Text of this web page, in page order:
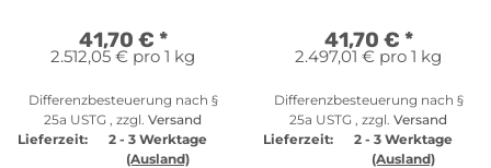
41,70 € *
2.512,05 € pro 1 kg
Differenzbesteuerung nach §
25a USTG , zzgl. Versand
Lieferzeit:
2 - 3 Werktage
(Ausland)
41,70 € *
2.497,01 € pro 1 kg
Differenzbesteuerung nach §
25a USTG , zzgl. Versand
Lieferzeit:
2 - 3 Werktage
(Ausland)